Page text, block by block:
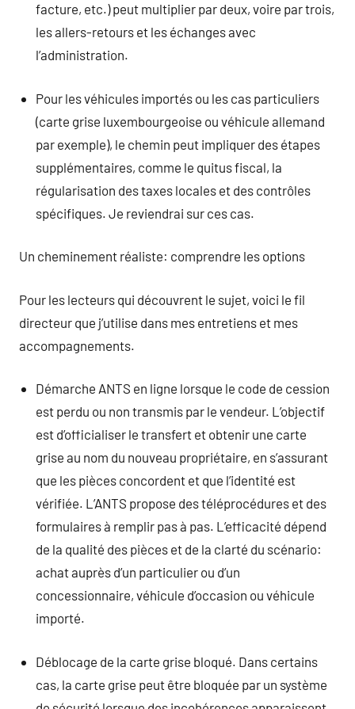
facture, etc.) peut multiplier par deux, voire par trois,
les allers-retours et les échanges avec
l’administration.
Pour les véhicules importés ou les cas particuliers
(carte grise luxembourgeoise ou véhicule allemand
par exemple), le chemin peut impliquer des étapes
supplémentaires, comme le quitus fiscal, la
régularisation des taxes locales et des contrôles
spécifiques. Je reviendrai sur ces cas.
Un cheminement réaliste: comprendre les options
Pour les lecteurs qui découvrent le sujet, voici le fil
directeur que j’utilise dans mes entretiens et mes
accompagnements.
Démarche ANTS en ligne lorsque le code de cession
est perdu ou non transmis par le vendeur. L’objectif
est d’officialiser le transfert et obtenir une carte
grise au nom du nouveau propriétaire, en s’assurant
que les pièces concordent et que l’identité est
vérifiée. L’ANTS propose des téléprocédures et des
formulaires à remplir pas à pas. L’efficacité dépend
de la qualité des pièces et de la clarté du scénario:
achat auprès d’un particulier ou d’un
concessionnaire, véhicule d’occasion ou véhicule
importé.
Déblocage de la carte grise bloqué. Dans certains
cas, la carte grise peut être bloquée par un système